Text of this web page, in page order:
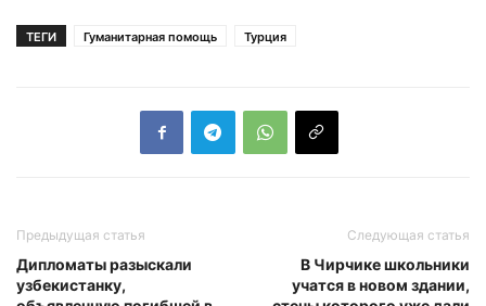
ТЕГИ Гуманитарная помощь Турция
Предыдущая статья
Дипломаты разыскали
узбекистанку,
Следующая статья
В Чирчике школьники
учатся в новом здании,